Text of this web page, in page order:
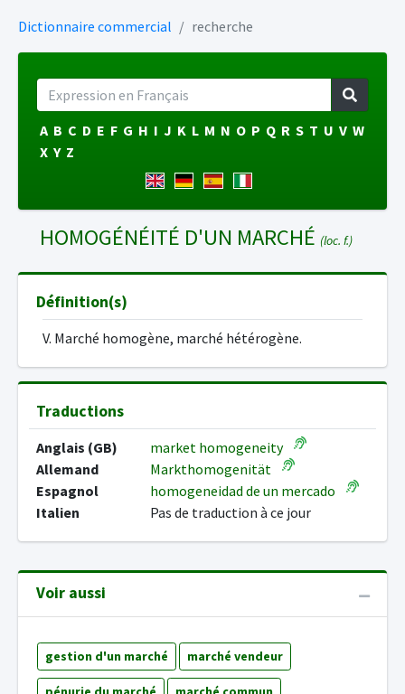
Dictionnaire commercial recherche
A B C D E F G H I J K L M N O P Q R S T U V W
X Y Z
HOMOGÉNÉITÉ D'UN MARCHÉ (loc. f.)
Définition(s)
V. Marché homogène, marché hétérogène.
Traductions
Anglais (GB)
market homogeneity
Allemand
Markthomogenität
Espagnol
homogeneidad de un mercado
Italien
Pas de traduction à ce jour
Voir aussi
gestion d'un marché marché vendeur